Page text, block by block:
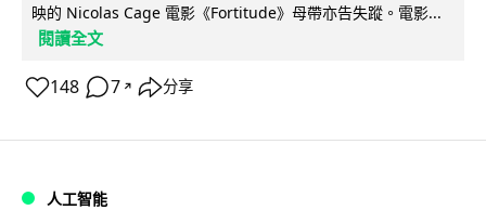
映的 Nicolas Cage 電影《Fortitude》母帶亦告失蹤。電影...
閱讀全文
148 7 ↗ 分享
人工智能